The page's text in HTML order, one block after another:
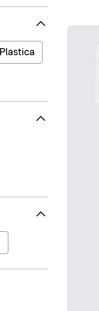
Plastica